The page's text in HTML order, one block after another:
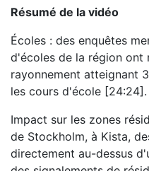
Résumé de la vidéo
Écoles : des enquêtes
d'écoles de la région ont
rayonnement atteignant
les cours d'école [24:24].
Impact sur les zones
de Stockholm, à Kista,
directement au-dessus